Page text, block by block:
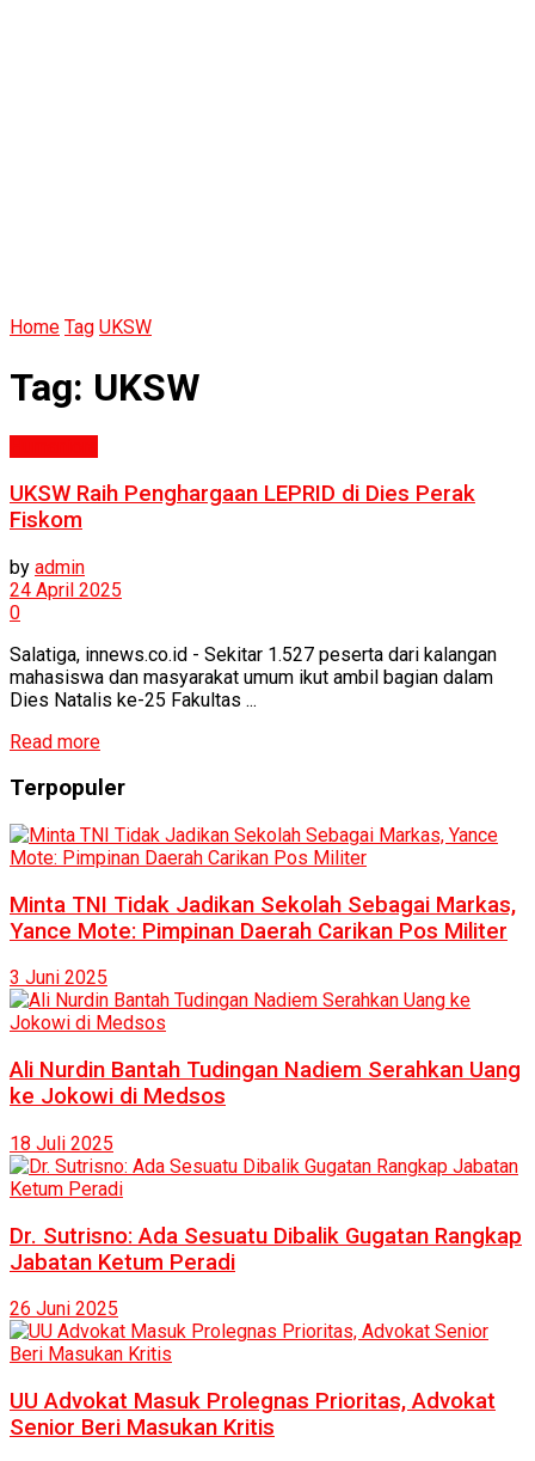
Home Tag UKSW
Tag: UKSW
UKSW Raih Penghargaan LEPRID di Dies Perak
Fiskom
by admin
24 April 2025
0
Salatiga, innews.co.id - Sekitar 1.527 peserta dari kalangan
mahasiswa dan masyarakat umum ikut ambil bagian dalam
Dies Natalis ke-25 Fakultas ...
Read more
Terpopuler
Minta TNI Tidak Jadikan Sekolah Sebagai Markas,
Yance Mote: Pimpinan Daerah Carikan Pos Militer
3 Juni 2025
Ali Nurdin Bantah Tudingan Nadiem Serahkan Uang
ke Jokowi di Medsos
18 Juli 2025
Dr. Sutrisno: Ada Sesuatu Dibalik Gugatan Rangkap
Jabatan Ketum Peradi
26 Juni 2025
UU Advokat Masuk Prolegnas Prioritas, Advokat
Senior Beri Masukan Kritis